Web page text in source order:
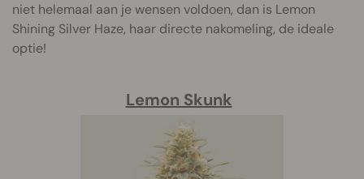
niet helemaal aan je wensen voldoen, dan is Lemon
Shining Silver Haze, haar directe nakomeling, de ideale
optie!
Lemon Skunk